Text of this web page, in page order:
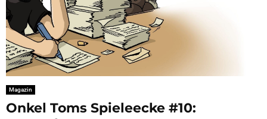
Magazin
Onkel Toms Spieleecke #10: